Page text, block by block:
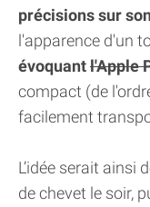
précisions sur
l'apparence d'un
évoquantl'Apple
compact (de
facilement
L’idée serait ainsi
de chevet le soir,